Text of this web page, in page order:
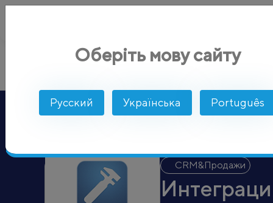
CRM&Продажи Менеджер СТО
CRM&Продажи
Оберіть мову сайту
Русский Українська Português